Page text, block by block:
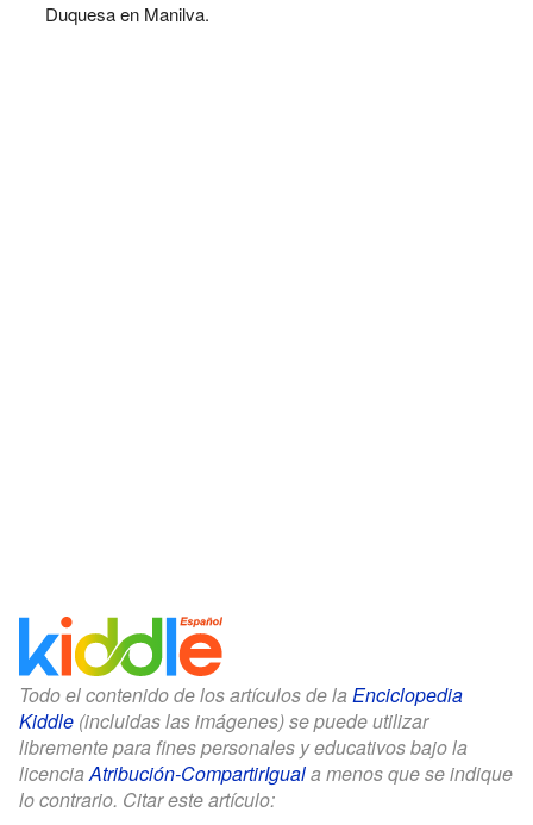
Duquesa en Manilva.
Todo el contenido de los artículos de la Enciclopedia
Kiddle (incluidas las imágenes) se puede utilizar
libremente para fines personales y educativos bajo la
licenciaAtribución-CompartirIguala menos que se indique
lo contrario. Citar este artículo: